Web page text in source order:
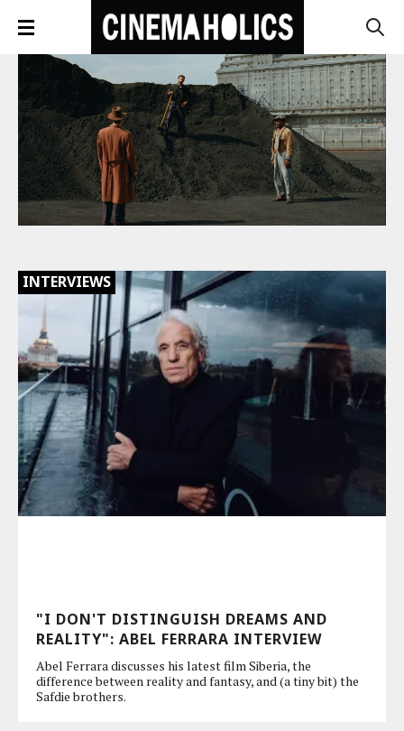
INTERVIEWS
"I DON'T DISTINGUISH DREAMS AND
REALITY": ABEL FERRARA INTERVIEW
Abel Ferrara discusses his latest film Siberia, the
difference between reality and fantasy, and (a tiny bit) the
Safdie brothers.